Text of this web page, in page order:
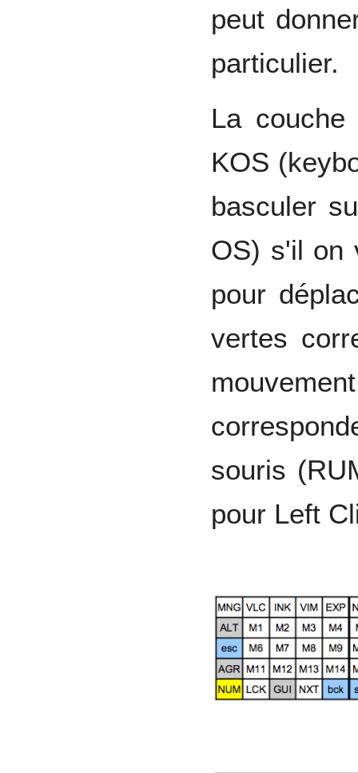
peut
particulier.
La
KOS
basculer
OS) s'il on
pour
vertes
souris
pour Left